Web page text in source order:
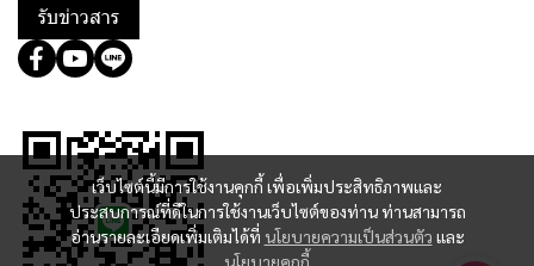
เว็บไซต์นี้มีการใช้งานคุกกี้ เพื่อเพิ่มประสิทธิภาพและ
ประสบการณ์ที่ดีในการใช้งานเว็บไซต์ของท่าน ท่านสามารถ
อ่านรายละเอียดเพิ่มเติมได้ที่ นโยบายความเป็นส่วนตัว และ
นโยบายคุกกี้
รับข่าวสาร